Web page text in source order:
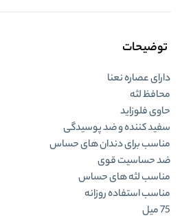
توضیحات
دارای عصاره نعنا
محافظ لثه
حاوی فلوزاید
سفید کننده و ضد پوسیدگی
مناسب برای دندان های حساس
ضد حساسیت قوی
مناسب لثه های حساس
مناسب استفاده روزانه
75 میل